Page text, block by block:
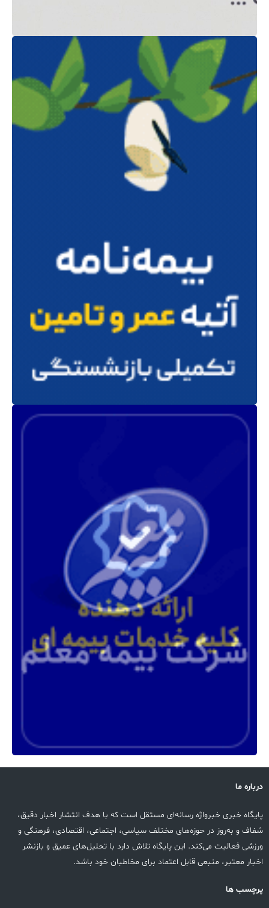
درباره ما
پایگاه خبری خبرواژه رسانه‌ای مستقل است که با هدف انتشار اخبار دقیق،
شفاف و به‌روز در حوزه‌های مختلف سیاسی، اجتماعی، اقتصادی، فرهنگی و
ورزشی فعالیت می‌کند. این پایگاه تلاش دارد با تحلیل‌های عمیق و بازنشر
اخبار معتبر، منبعی قابل اعتماد برای مخاطبان خود باشد.
پرچسب ها